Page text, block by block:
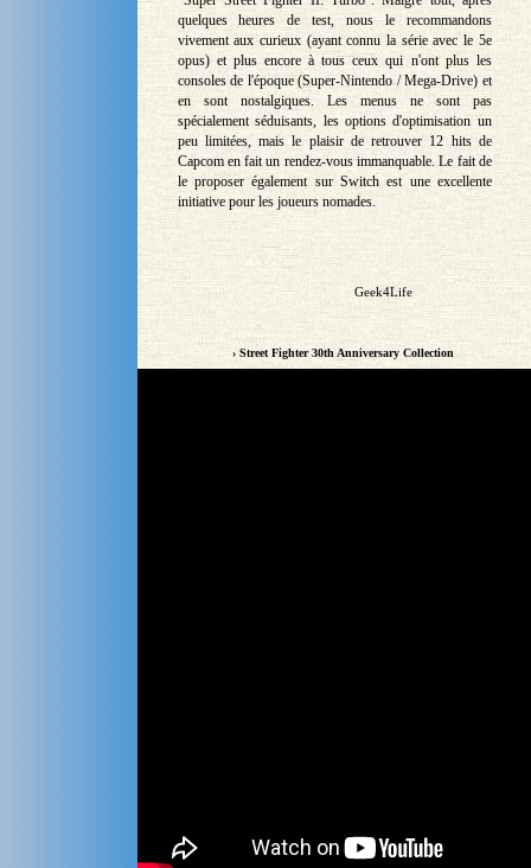
quelques heures de test, nous le recommandons
vivement aux curieux (ayant connu la série avec le 5e
opus) et plus encore à tous ceux qui n'ont plus les
consoles de l'époque (Super-Nintendo / Mega-Drive) et
en sont nostalgiques. Les menus ne sont pas
spécialement séduisants, les options d'optimisation un
peu limitées, mais le plaisir de retrouver 12 hits de
Capcom en fait un rendez-vous immanquable. Le fait de
le proposer également sur Switch est une excellente
initiative pour les joueurs nomades.
Geek4Life
› Street Fighter 30th Anniversary Collection